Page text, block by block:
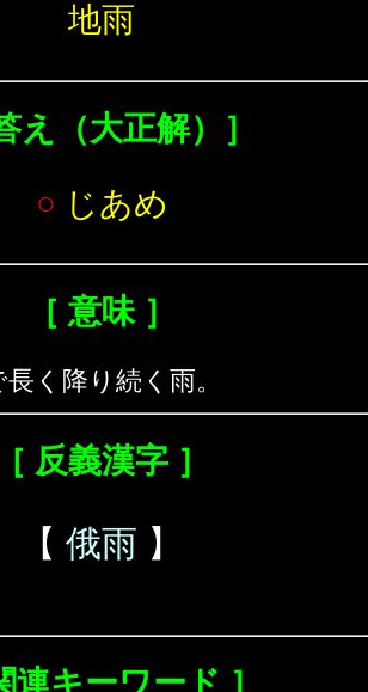
地雨
え（大正解）］
○ じあめ
［ 意味 ］
く降り続く雨。
［ 反義漢字 ］
【 俄雨 】
連キーワード ］